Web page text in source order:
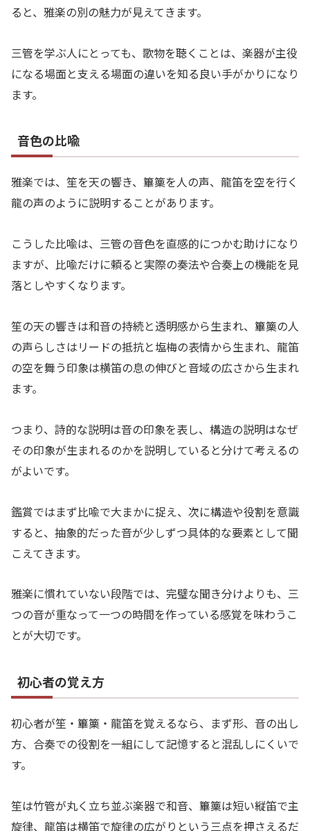
ると、雅楽の別の魅力が見えてきます。
三管を学ぶ人にとっても、歌物を聴くことは、楽器が主役
になる場面と支える場面の違いを知る良い手がかりになり
ます。
音色の比喩
雅楽では、笙を天の響き、篳篥を人の声、龍笛を空を行く
龍の声のように説明することがあります。
こうした比喩は、三管の音色を直感的につかむ助けになり
ますが、比喩だけに頼ると実際の奏法や合奏上の機能を見
落としやすくなります。
笙の天の響きは和音の持続と透明感から生まれ、篳篥の人
の声らしさはリードの抵抗と塩梅の表情から生まれ、龍笛
の空を舞う印象は横笛の息の伸びと音域の広さから生まれ
ます。
つまり、詩的な説明は音の印象を表し、構造の説明はなぜ
その印象が生まれるのかを説明していると分けて考えるの
がよいです。
鑑賞ではまず比喩で大まかに捉え、次に構造や役割を意識
すると、抽象的だった音が少しずつ具体的な要素として聞
こえてきます。
雅楽に慣れていない段階では、完璧な聞き分けよりも、三
つの音が重なって一つの時間を作っている感覚を味わうこ
とが大切です。
初心者の覚え方
初心者が笙・篳篥・龍笛を覚えるなら、まず形、音の出し
方、合奏での役割を一組にして記憶すると混乱しにくいで
す。
笙は竹管が丸く立ち並ぶ楽器で和音、篳篥は短い縦笛で主
旋律、龍笛は横笛で旋律の広がりという三点を押さえるだ